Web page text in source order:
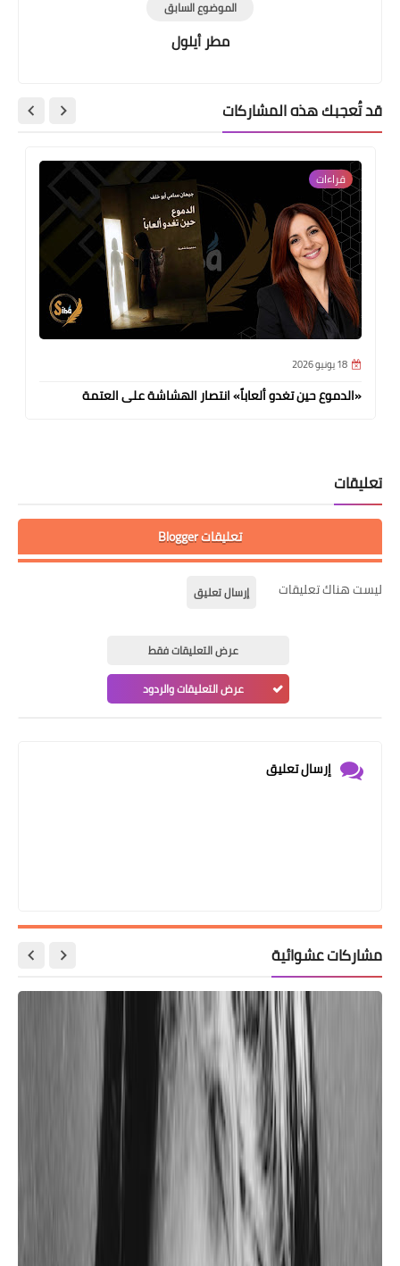
الموضوع السابق
مطر أيلول
قد تُعجبك هذه المشاركات
قراءات
18 يونيو 2026
«الدموع حين تغدو ألعاباً» انتصار الهشاشة على العتمة
تعليقات
تعليقات Blogger
ليست هناك تعليقات إرسال تعليق
عرض التعليقات فقط
عرض التعليقات والردود
إرسال تعليق
مشاركات عشوائية